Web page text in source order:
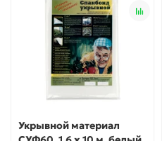
Укрывной материал